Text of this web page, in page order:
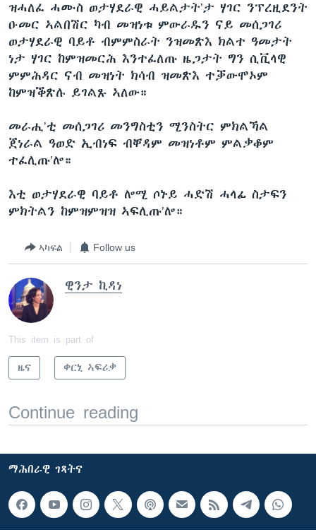
ዝሓለፈ ሓሙስ ወታሃደራዊ ሓይልታት’ታ ሃገር ንፕረዚደንት
ዑመር ኣልበሽር ካብ መዝነቱ ምውራዱን ናይ መሰጋገሪ
ወታሃደራዊ ባይቶ ብምምስራት ንዝመጽእ ክልተ ዓመታት
ነታ ሃገር ከምዝመርሕ እንተፈለጡ ዜጋታት ግን ሲቪላዊ
ምምሕዳር ናብ መዝነት ክሳብ ዝመጽእ ተቓውሞኦም
ከምዝቕጽሉ ይገልጹ ኣለው።
መራሒ’ቲ መሰጋገሪ መንግስቲን ሚንስትር ምክልኻል
ጀነራል ዓወድ ኢብነፍ ብቐዳም መዝነቶም ምልቃቆም
ተፈሊጡ’ሎ።
እቲ ወታሃደራዊ ባይቶ ሎሚ ሶኑይ ሓድሽ ሓላፊ ስታፍን
ምክትልን ከምዝምዝዝ ኣፍሊጡ’ሎ።
ኣካፍል Follow us
ዊንታ ኪዳነ
This item is part of
ዜና ቀርኒ ኣፍሪቃ
Continue reading
ማሕበራዊ ገጻትና